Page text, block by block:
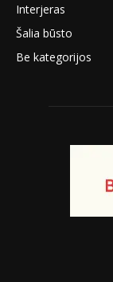
Interjeras
Šalia būsto
Be kategorijos